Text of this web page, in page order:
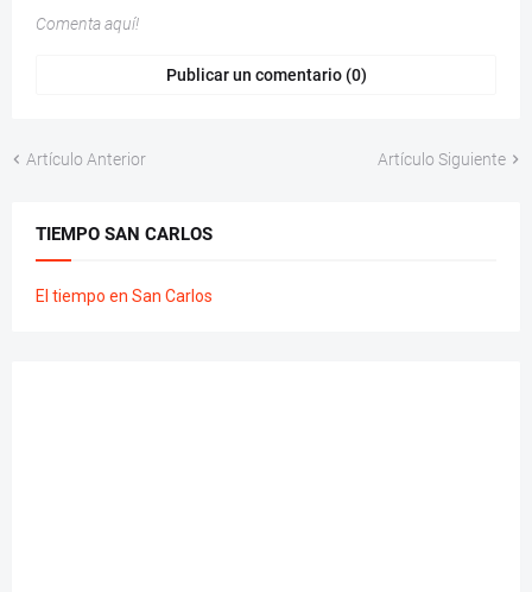
Comenta aquí!
Publicar un comentario (0)
Artículo Anterior Artículo Siguiente
TIEMPO SAN CARLOS
El tiempo en San Carlos